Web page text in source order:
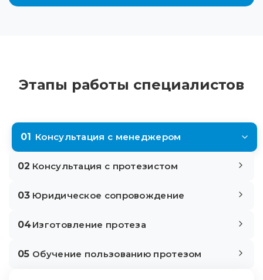
Этапы работы специалистов
01 Консультация с менеджером
02 Консультация с протезистом
03 Юридическое сопровождение
04Изготовление протеза
05 Обучение пользованию протезом